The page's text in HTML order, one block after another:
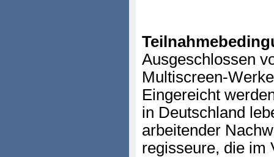
Ausgeschlossen
Multiscreen-
Eingereicht
in Deutschland
arbeitender
regisseure, die im